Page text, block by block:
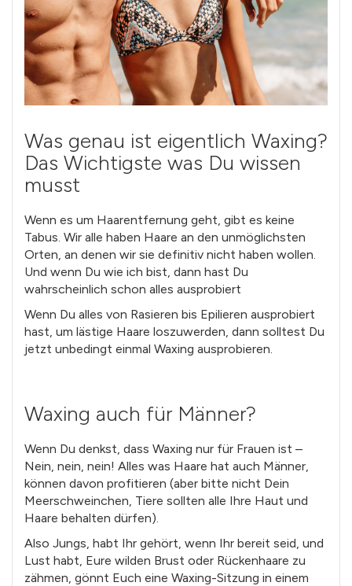
Was genau ist eigentlich Waxing?
Das Wichtigste was Du wissen
musst
Wenn es um Haarentfernung geht, gibt es keine
Tabus. Wir alle haben Haare an den unmöglichsten
Orten, an denen wir sie definitiv nicht haben wollen.
Und wenn Du wie ich bist, dann hast Du
wahrscheinlich schon alles ausprobiert
Wenn Du alles von Rasieren bis Epilieren ausprobiert
hast, um lästige Haare loszuwerden, dann solltest Du
jetzt unbedingt einmal Waxing ausprobieren.
Waxing auch für Männer?
Wenn Du denkst, dass Waxing nur für Frauen ist –
Nein, nein, nein! Alles was Haare hat auch Männer,
können davon profitieren (aber bitte nicht Dein
Meerschweinchen, Tiere sollten alle Ihre Haut und
Haare behalten dürfen).
Also Jungs, habt Ihr gehört, wenn Ihr bereit seid, und
Lust habt, Eure wilden Brust oder Rückenhaare zu
zähmen, gönnt Euch eine Waxing-Sitzung in einem